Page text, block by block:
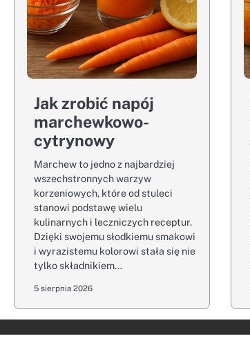
Jak zrobić napój
marchewkowo-
cytrynowy
Marchew to jedno z najbardziej
wszechstronnych warzyw
korzeniowych, które od stuleci
stanowi podstawę wielu
kulinarnych i leczniczych receptur.
Dzięki swojemu słodkiemu smakowi
i wyrazistemu kolorowi stała się nie
tylko składnikiem…
5 sierpnia 2026